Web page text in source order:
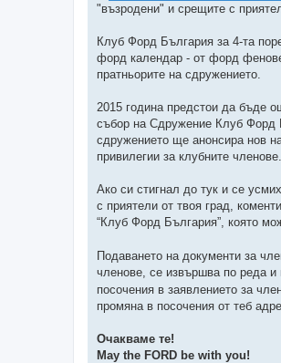
"възродени" и срещите с
Клуб Форд България за 4-та
форд календар - от форд
пратньорите на сдружението.
2015 година предстои да бъде
събор на Сдружение Клуб Форд
сдружението ще анонсира нов
привилегии за клубните членове.
Ако си стигнал до тук и се
с приятели от твоя град,
“Клуб Форд България”, която
Подаването на документи за
членове, се извършва по реда и
посочения в заявлението за
промяна в посочения от теб
Очакваме те!
May the FORD be with you!